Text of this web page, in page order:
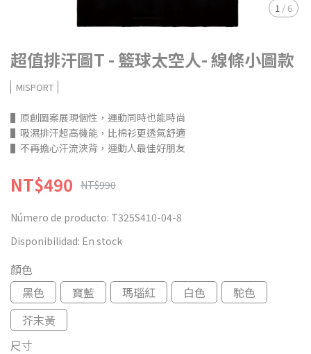
1 /6
超值排汗圖T - 籃球太空人- 線條小圖款
MISPORT
▌原創圖案展現個性，運動同時也能時尚
▌吸濕排汗超高機能，比棉衫更透氣舒適
▌不再擔心汗流浹背，運動人最佳好朋友
NT$490 NT$990
Número de producto: T325S410-04-8
Disponibilidad: En stock
顏色
黑色
寶藍 瑪瑙紅 白色
駝色
芥末黃
尺寸